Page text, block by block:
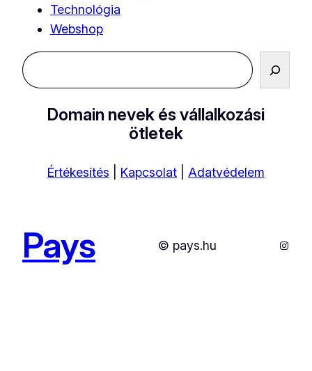
Technológia
Webshop
Keresés
Domain nevek és vállalkozási
ötletek
Értékesítés Kapcsolat Adatvédelem
Pays © pays.hu